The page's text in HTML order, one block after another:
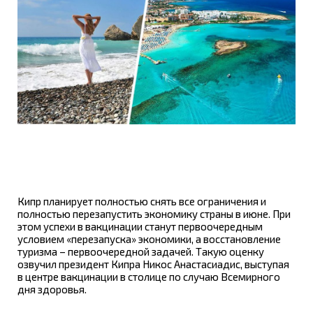
Кипр планирует полностью снять все ограничения и
полностью перезапустить экономику страны в июне. При
этом успехи в вакцинации станут первоочередным
условием «перезапуска» экономики, а восстановление
туризма – первоочередной задачей. Такую оценку
озвучил президент Кипра Никос Анастасиадис, выступая
в центре вакцинации в столице по случаю Всемирного
дня здоровья.